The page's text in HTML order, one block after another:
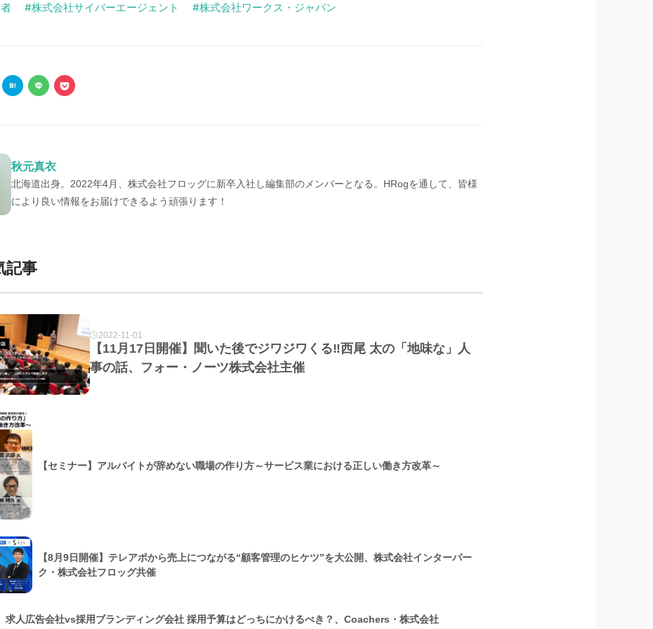
株式会社サイバーエージェント 株式会社ワークス・ジャパン
秋元真衣
北海道出身。2022年4月、株式会社フロッグに新卒入社し編集部のメンバーとなる。HRogを通して、皆様
により良い情報をお届けできるよう頑張ります！
記事
2022-11-01
【11月17日開催】聞いた後でジワジワくる‼西尾 太の「地味な」人
事の話、フォー・ノーツ株式会社主催
【セミナー】アルバイトが辞めない職場の作り方～サービス業における正しい働き方改革～
【8月9日開催】テレアポから売上につながる“顧客管理のヒケツ”を大公開、株式会社インターパー
ク・株式会社フロッグ共催
求人広告会社vs採用ブランディング会社 採用予算はどっちにかけるべき？、Coachers・株式会社